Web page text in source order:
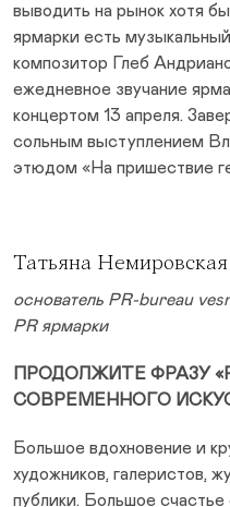
выводить на рынок хотя
ярмарки есть
композитор Глеб
ежедневное звучание
концертом 13 апреля.
сольным выступлением
этюдом «На пришествие
Татьяна Немировская
основатель PR-bureau
PR ярмарки
ПРОДОЛЖИТЕ ФРАЗУ
СОВРЕМЕННОГО
Большое вдохновение и
художников, галеристов,
публики. Большое